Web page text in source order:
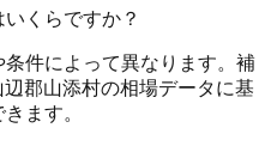
くらですか？
件によって異なります。補
郡山添村の相場データに基
ます。